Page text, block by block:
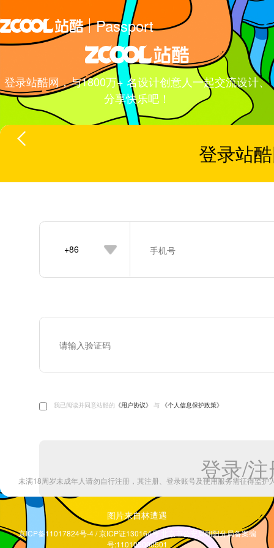
Passport
登录站酷网，与1800万+ 名设计创意人一起交流设计、
分享快乐吧！
图片来自林遭遇
京ICP备11017824号-4 / 京ICP证130164号 北京市公安局朝阳分局备案编
号:110105000501